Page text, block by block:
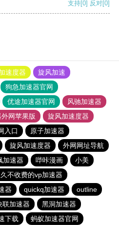
支持[0] 反对[0]
速度器
旋风加速
狗急加速器官网
优途加速器官网
风驰加速器
网苹果版
旋风加速度器
入口
原子加速器
旋风加速度器
外网网址导航
加速器 哔咔漫画
小美
不收费的vp加速器
器 quickq加速器
outline
联加速器
黑洞加速器
下载
蚂蚁加速器官网